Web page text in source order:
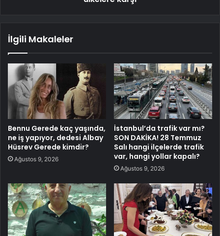
İlgili Makaleler
Bennu Gerede kaç yaşında,
ne iş yapıyor, dedesi Albay
Hüsrev Gerede kimdir?
Ağustos 9, 2026
İstanbul’da trafik var mı?
SON DAKİKA! 28 Temmuz
Salı hangi ilçelerde trafik
var, hangi yollar kapalı?
Ağustos 9, 2026